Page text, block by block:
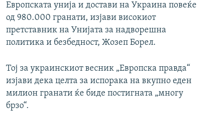
Европската унија и достави на Украина повеќе
од 980.000 гранати, изјави високиот
претставник на Унијата за надворешна
политика и безбедност, Жозеп Борел.
Тој за украинскиот весник „Европска правда“
изјави дека целта за испорака на вкупно еден
милион гранати ќе биде постигната „многу
брзо“.